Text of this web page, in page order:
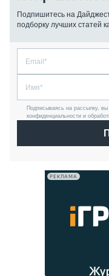
Подпишитесь на
подборку лучших статей
Подписываясь на рассылку,
конфиденциальности и
РЕКЛАМА